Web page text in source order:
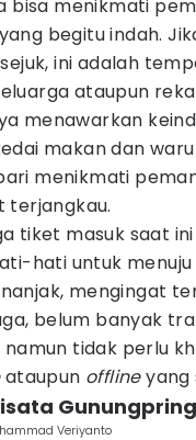
bisa menikmati
begitu indah.
ini adalah
ataupun
menawarkan
makan dan
menikmati
terjangkau.
tiket masuk saat
hati untuk
mengingat
belum banyak
tidak perlu
ataupun offlineyang
Gunungpring
Veriyanto